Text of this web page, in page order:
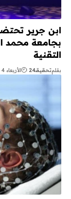
ابن جرير
بجامعة محمد
التقنية
بقلمتحقيقـ24 الأربعاء 4 مارس 2026 - 10:14